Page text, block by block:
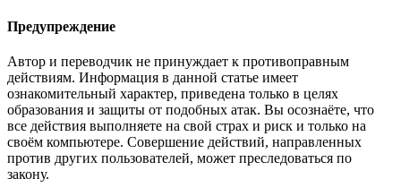
Предупреждение
Автор и переводчик не принуждает к противоправным
действиям. Информация в данной статье имеет
ознакомительный характер, приведена только в целях
образования и защиты от подобных атак. Вы осознаёте, что
все действия выполняете на свой страх и риск и только на
своём компьютере. Совершение действий, направленных
против других пользователей, может преследоваться по
закону.